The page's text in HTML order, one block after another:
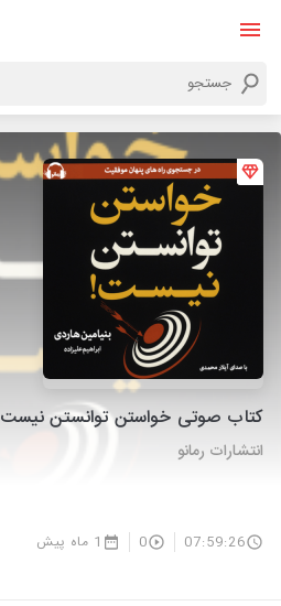
کتاب صوتی خواستن توانستن نیست
انتشارات رمانو
07:59:26
0 1 ماه پیش